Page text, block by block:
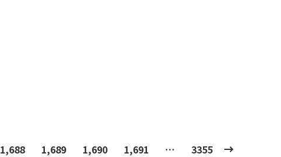
1,688 1,689 1,690 1,691 … 3355